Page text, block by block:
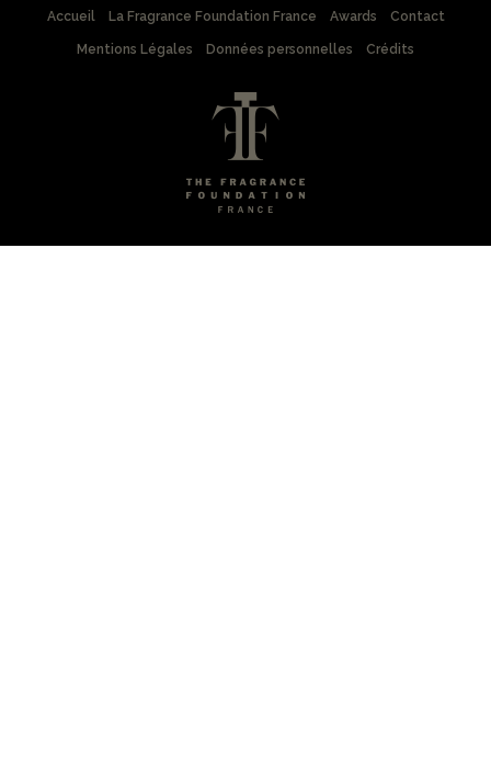
Accueil La Fragrance Foundation France Awards Contact
Mentions Légales Données personnelles Crédits